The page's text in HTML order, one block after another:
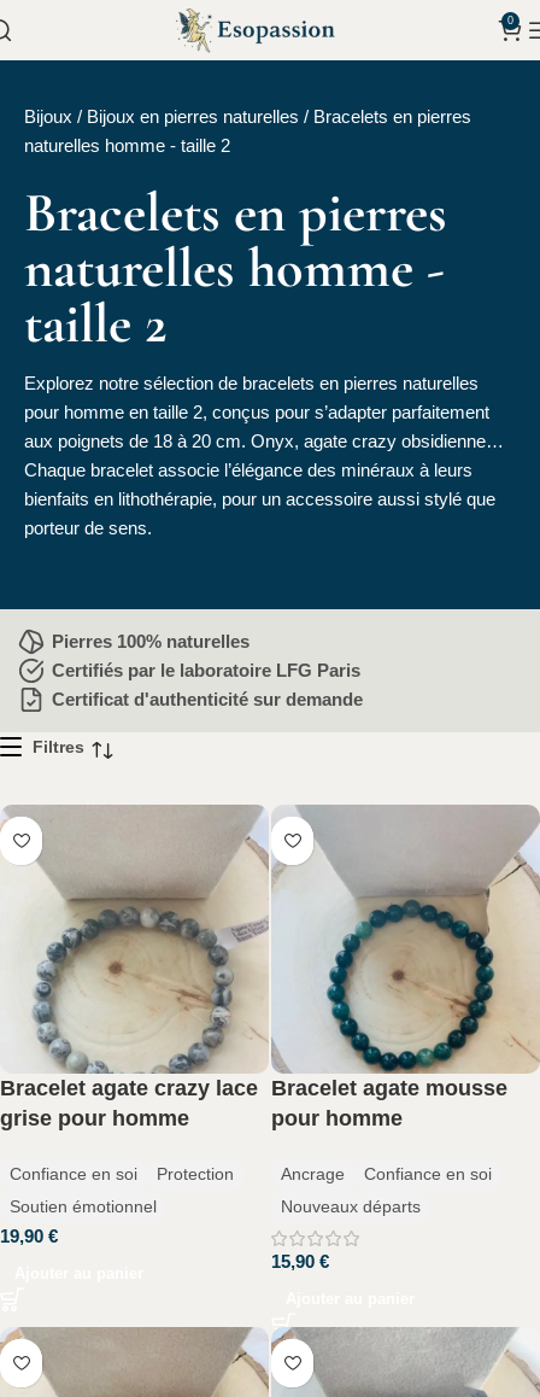
0
Bijoux / Bijoux en pierres naturelles / Bracelets en pierres
naturelles homme - taille 2
Bracelets en pierres
naturelles homme -
taille 2
Explorez notre sélection de bracelets en pierres naturelles
pour homme en taille 2, conçus pour s’adapter parfaitement
aux poignets de 18 à 20 cm. Onyx, agate crazy obsidienne…
Chaque bracelet associe l’élégance des minéraux à leurs
bienfaits en lithothérapie, pour un accessoire aussi stylé que
porteur de sens.
Pierres 100% naturelles
Certifiés par le laboratoire LFG Paris
Certificat d'authenticité sur demande
Filtres
Bracelet agate crazy lace
grise pour homme
Confiance en soi
Protection
Soutien émotionnel
19,90 €
Bracelet agate mousse
pour homme
Ancrage
Confiance en soi
Nouveaux départs
15,90 €